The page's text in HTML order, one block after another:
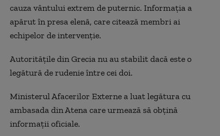
cauza vântului extrem de puternic. Informația a
apărut în presa elenă, care citează membri ai
echipelor de intervenție.
Autoritățile din Grecia nu au stabilit dacă este o
legătură de rudenie între cei doi.
Ministerul Afacerilor Externe a luat legătura cu
ambasada din Atena care urmează să obțină
informații oficiale.